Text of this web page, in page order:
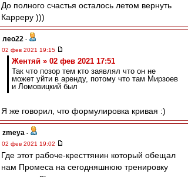
До полного счастья осталось летом вернуть
Карреру )))
лео22 -
02 фев 2021 19:15
Жентяй » 02 фев 2021 17:51
Так что позор тем кто заявлял что он не
может уйти в аренду, потому что там Мирзоев
и Ломовицкий был
Я же говорил, что формулировка кривая :)
zmeya -
02 фев 2021 19:02
Где этот рабоче-кресттянин который обещал
нам Промеса на сегодняшнюю тренировку